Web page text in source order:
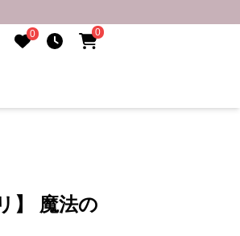
0 0
】 魔法の